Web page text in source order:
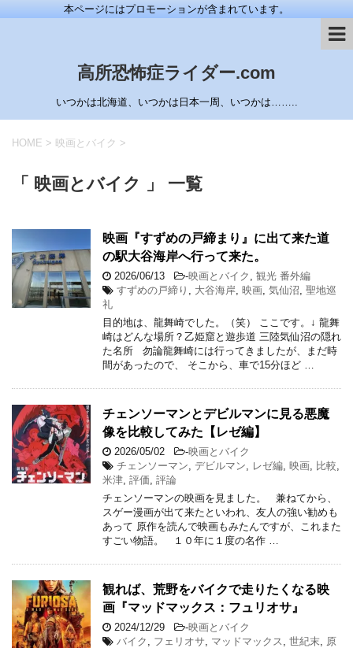
本ページにはプロモーションが含まれています。
高所恐怖症ライダー.com
いつかは北海道、いつかは日本一周、いつかは……..
HOME > 映画とバイク >
「 映画とバイク 」 一覧
映画『すずめの戸締まり』に出て来た道
の駅大谷海岸へ行って来た。
2026/06/13 -映画とバイク
観光 番外編
すずめの戸締り
大谷海岸 映画 気仙沼 聖地巡
礼
目的地は、龍舞崎でした。（笑） ここです。↓ 龍舞
崎はどんな場所？乙姫窟と遊歩道 三陸気仙沼の隠れ
た名所 勿論龍舞崎には行ってきましたが、まだ時
間があったので、 そこから、車で15分ほど …
チェンソーマンとデビルマンに見る悪魔
像を比較してみた【レゼ編】
2026/05/02 -映画とバイク
チェンソーマン デビルマン レゼ編 映画 比較
米津 評価 評論
チェンソーマンの映画を見ました。 兼ねてから、
スゲー漫画が出て来たといわれ、友人の強い勧めも
あって 原作を読んで映画もみたんですが、これまた
すごい物語。 １０年に１度の名作 …
観れば、荒野をバイクで走りたくなる映
画『マッドマックス：フュリオサ』
2024/12/29 -映画とバイク
バイク
フェリオサ マッドマックス 世紀末
原